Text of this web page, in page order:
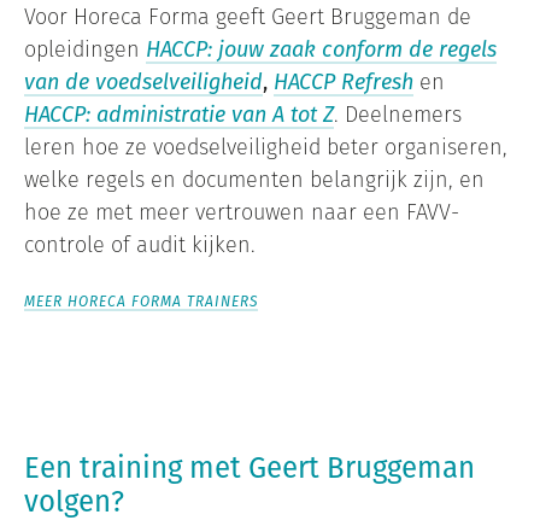
Voor Horeca Forma geeft Geert Bruggeman de
opleidingen HACCP: jouw zaak conform de regels
van de voedselveiligheid, HACCP Refresh en
HACCP: administratie van A tot Z. Deelnemers
leren hoe ze voedselveiligheid beter organiseren,
welke regels en documenten belangrijk zijn, en
hoe ze met meer vertrouwen naar een FAVV-
controle of audit kijken.
MEER HORECA FORMA TRAINERS
Een training met Geert Bruggeman
volgen?